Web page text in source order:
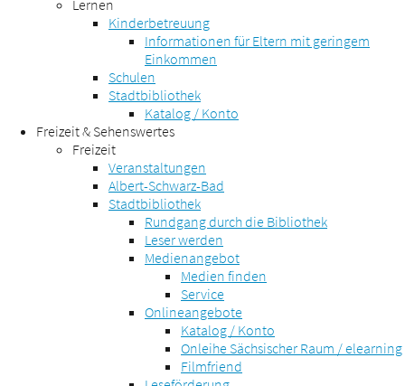
Lernen
Kinderbetreuung
Informationen für Eltern mit geringem
Einkommen
Schulen
Stadtbibliothek
Katalog / Konto
Freizeit & Sehenswertes
Freizeit
Veranstaltungen
Albert-Schwarz-Bad
Stadtbibliothek
Rundgang durch die Bibliothek
Leser werden
Medienangebot
Medien finden
Service
Onlineangebote
Katalog / Konto
Onleihe Sächsischer Raum / elearning
Filmfriend